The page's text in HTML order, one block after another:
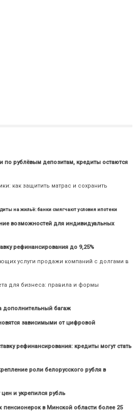
по рублёвым депозитам, кредиты остаются
как защитить матрас и сохранить
на жильё: банки смягчают условия ипотеки
возможностей для индивидуальных
рефинансирования до 9,25%
услуги продажи компаний с долгами в
для бизнеса: правила и формы
дополнительный багаж
зависимыми от цифровой
рефинансирования: кредиты могут стать
роли белорусского рубля в
и укрепился рубль
в Минской области более 25